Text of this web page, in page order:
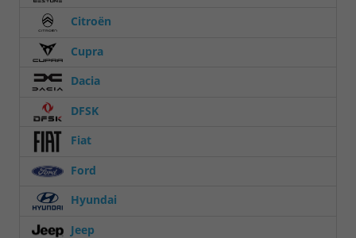
Citroën
Cupra
Dacia
DFSK
Fiat
Ford
Hyundai
Jeep